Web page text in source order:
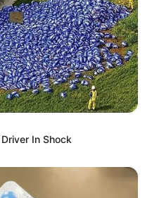
sobre este item, não
como da
escritas aqui.
para
e enchê-la de
um
bem parecido com
delicioso. A cobertura
perfeito, como a
In Shock